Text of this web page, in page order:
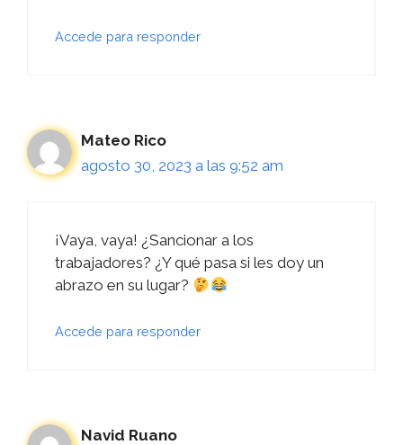
Accede para responder
Mateo Rico
agosto 30, 2023 a las 9:52 am
¡Vaya, vaya! ¿Sancionar a los
trabajadores? ¿Y qué pasa si les doy un
abrazo en su lugar?
Accede para responder
Navid Ruano